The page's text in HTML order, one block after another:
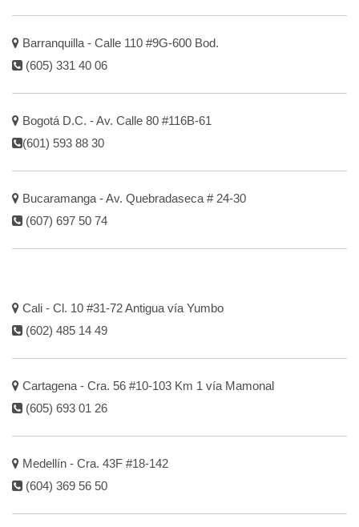
Barranquilla - Calle 110 #9G-600 Bod.
(605) 331 40 06
Bogotá D.C. - Av. Calle 80 #116B-61
(601) 593 88 30
Bucaramanga - Av. Quebradaseca # 24-30
(607) 697 50 74
Cali - Cl. 10 #31-72 Antigua vía Yumbo
(602) 485 14 49
Cartagena - Cra. 56 #10-103 Km 1 vía Mamonal
(605) 693 01 26
Medellín - Cra. 43F #18-142
(604) 369 56 50